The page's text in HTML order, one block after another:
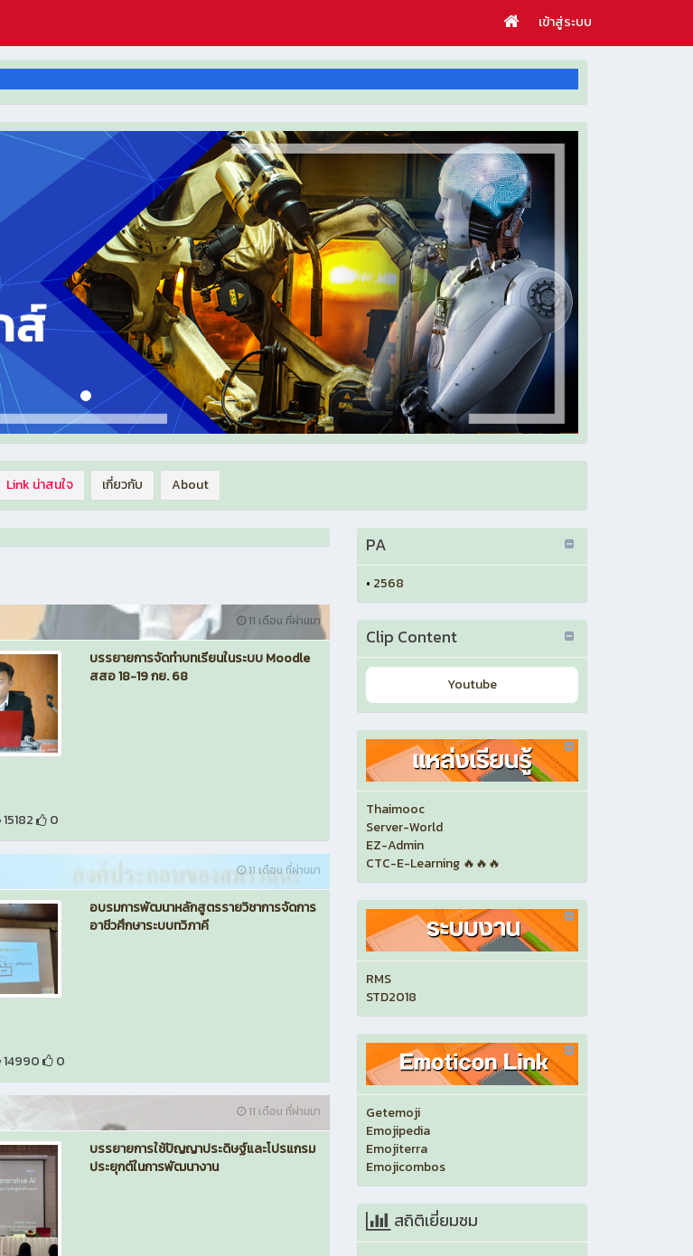
เข้าสู่ระบบ
Link น่าสนใจ เกี่ยวกับ About
11 เดือน ที่ผ่านมา
บรรยายการจัดทำบทเรียนในระบบ Moodle
สสอ 18-19 กย. 68
15182 0
11 เดือน ที่ผ่านมา
อบรมการพัฒนาหลักสูตรรายวิชาการจัดการ
อาชีวศึกษาระบบทวิภาคี
14990 0
11 เดือน ที่ผ่านมา
บรรยายการใช้ปัญญาประดิษฐ์และโปรแกรม
ประยุกต์ในการพัฒนางาน
PA
• 2568
Clip Content
Youtube
Thaimooc
Server-World
EZ-Admin
CTC-E-Learning 🔥🔥🔥
RMS
STD2018
Getemoji
Emojipedia
Emojiterra
Emojicombos
สถิติเยี่ยมชม